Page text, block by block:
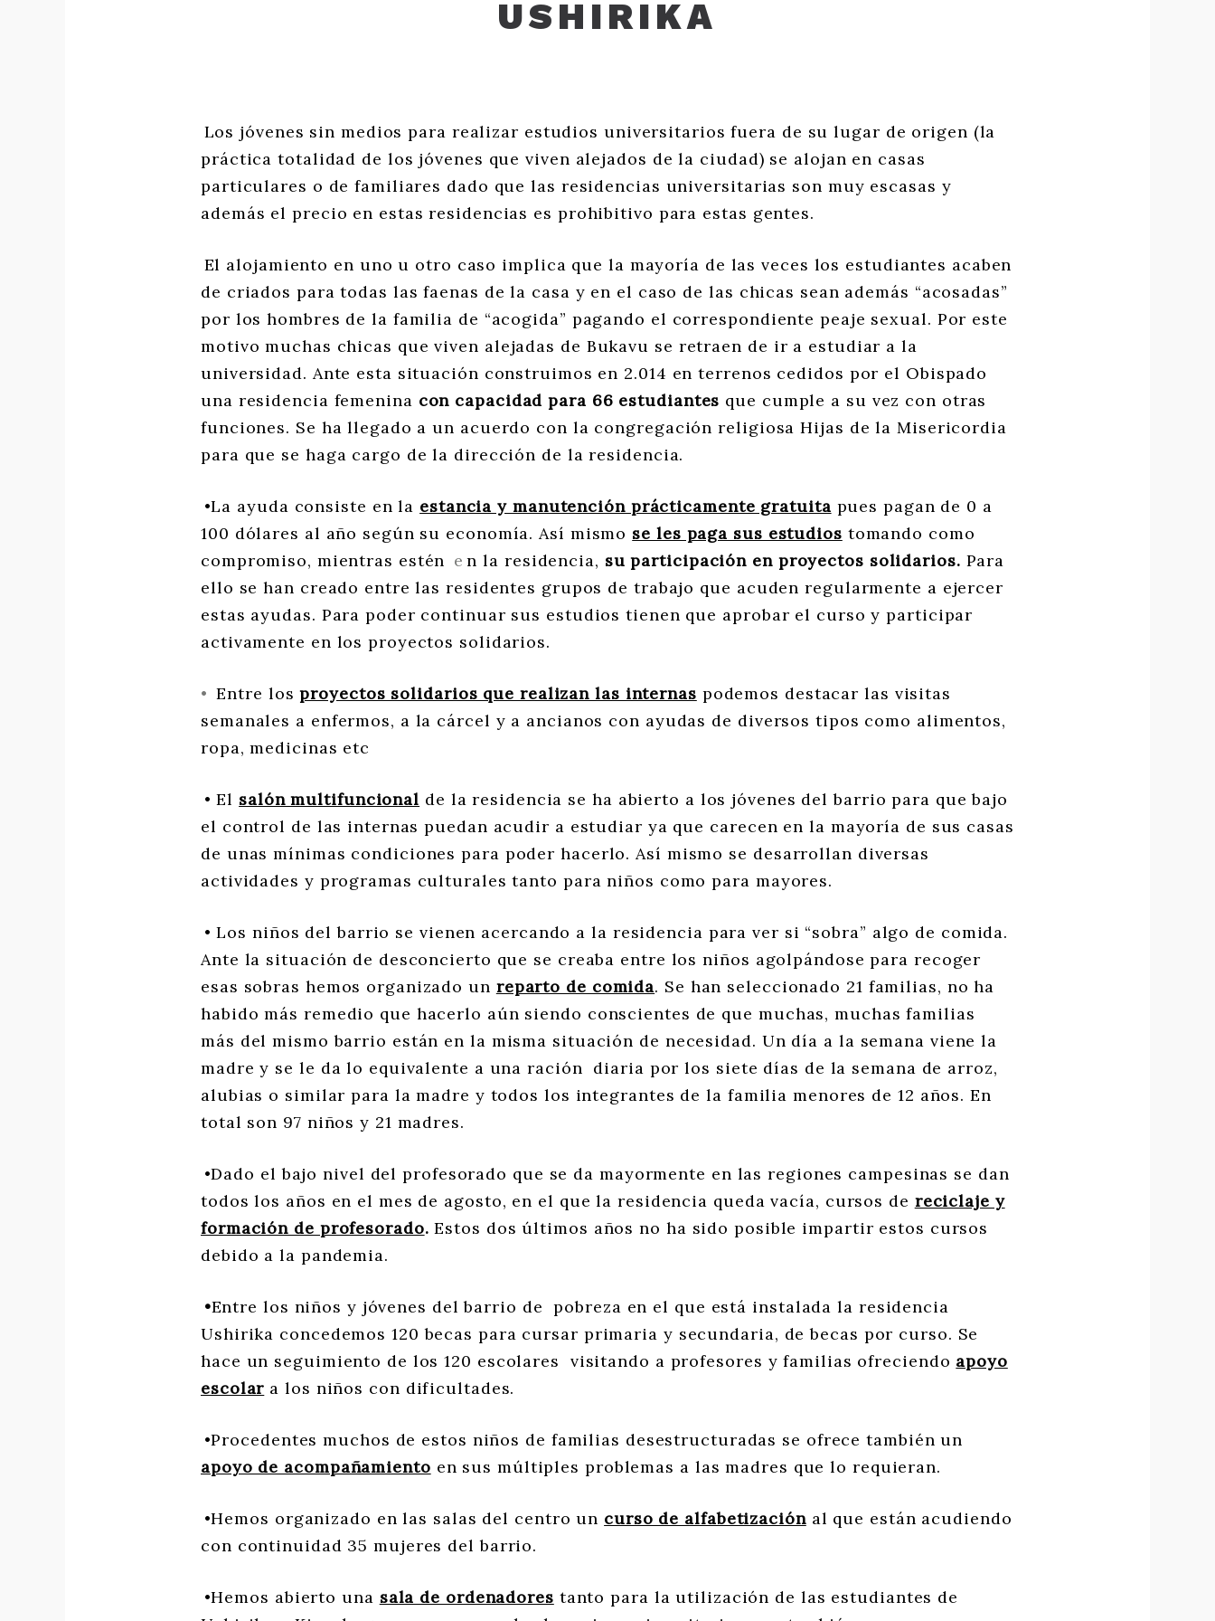
USHIRIKA
Los jóvenes sin medios para realizar estudios universitarios fuera de su lugar de origen (la
práctica totalidad de los jóvenes que viven alejados de la ciudad) se alojan en casas
particulares o de familiares dado que las residencias universitarias son muy escasas y
además el precio en estas residencias es prohibitivo para estas gentes.
El alojamiento en uno u otro caso implica que la mayoría de las veces los estudiantes acaben
de criados para todas las faenas de la casa y en el caso de las chicas sean además “acosadas”
por los hombres de la familia de “acogida” pagando el correspondiente peaje sexual. Por este
motivo muchas chicas que viven alejadas de Bukavu se retraen de ir a estudiar a la
universidad. Ante esta situación construimos en 2.014 en terrenos cedidos por el Obispado
una residencia femenina con capacidad para 66 estudiantes que cumple a su vez con otras
funciones. Se ha llegado a un acuerdo con la congregación religiosa Hijas de la Misericordia
para que se haga cargo de la dirección de la residencia.
•La ayuda consiste en la estancia y manutención prácticamente gratuita pues pagan de 0 a
100 dólares al año según su economía. Así mismo se les paga sus estudios tomando como
compromiso, mientras estén e n la residencia, su participación en proyectos solidarios. Para
ello se han creado entre las residentes grupos de trabajo que acuden regularmente a ejercer
estas ayudas. Para poder continuar sus estudios tienen que aprobar el curso y participar
activamente en los proyectos solidarios.
• Entre losproyectos solidarios que realizan las internas podemos destacar las visitas
semanales a enfermos, a la cárcel y a ancianos con ayudas de diversos tipos como alimentos,
ropa, medicinas etc
• El salón multifuncional de la residencia se ha abierto a los jóvenes del barrio para que bajo
el control de las internas puedan acudir a estudiar ya que carecen en la mayoría de sus casas
de unas mínimas condiciones para poder hacerlo. Así mismo se desarrollan diversas
actividades y programas culturales tanto para niños como para mayores.
• Los niños del barrio se vienen acercando a la residencia para ver si “sobra” algo de comida.
Ante la situación de desconcierto que se creaba entre los niños agolpándose para recoger
esas sobras hemos organizado un reparto de comida. Se han seleccionado 21 familias, no ha
habido más remedio que hacerlo aún siendo conscientes de que muchas, muchas familias
más del mismo barrio están en la misma situación de necesidad. Un día a la semana viene la
madre y se le da lo equivalente a una ración diaria por los siete días de la semana de arroz,
alubias o similar para la madre y todos los integrantes de la familia menores de 12 años. En
total son 97 niños y 21 madres.
•Dado el bajo nivel del profesorado que se da mayormente en las regiones campesinas se dan
todos los años en el mes de agosto, en el que la residencia queda vacía, cursos de reciclaje y
formación de profesorado.Estos dos últimos años no ha sido posible impartir estos cursos
debido a la pandemia.
•Entre los niños y jóvenes del barrio de pobreza en el que está instalada la residencia
Ushirika concedemos 120 becas para cursar primaria y secundaria, de becas por curso. Se
hace un seguimiento de los 120 escolares visitando a profesores y familias ofreciendo apoyo
escolar a los niños con dificultades.
•Procedentes muchos de estos niños de familias desestructuradas se ofrece también un
apoyo de acompañamiento en sus múltiples problemas a las madres que lo requieran.
•Hemos organizado en las salas del centro un curso de alfabetizaciónal que están acudiendo
con continuidad 35 mujeres del barrio.
•Hemos abierto una sala de ordenadores tanto para la utilización de las estudiantes de